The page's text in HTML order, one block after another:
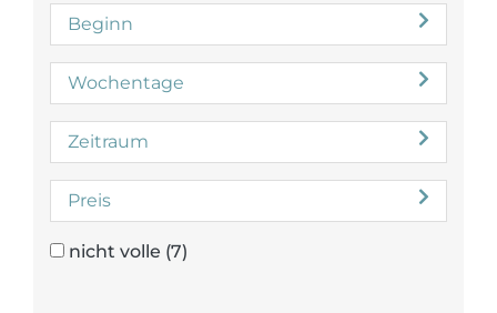
Beginn
Wochentage
Zeitraum
Preis
nicht volle (7)